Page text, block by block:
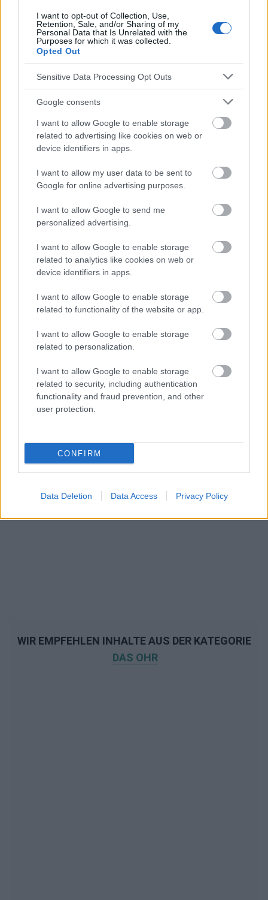
I want to opt-out of Collection, Use,
Retention, Sale, and/or Sharing of my
Personal Data that Is Unrelated with the
Purposes for which it was collected.
Opted Out
Sensitive Data Processing Opt Outs
Google consents
I want to allow Google to enable storage
related to advertising like cookies on web or
device identifiers in apps.
I want to allow my user data to be sent to
Google for online advertising purposes.
I want to allow Google to send me
personalized advertising.
I want to allow Google to enable storage
related to analytics like cookies on web or
device identifiers in apps.
I want to allow Google to enable storage
related to functionality of the website or app.
I want to allow Google to enable storage
related to personalization.
I want to allow Google to enable storage
related to security, including authentication
functionality and fraud prevention, and other
user protection.
CONFIRM
Data Deletion Data Access Privacy Policy
Nichtvorhandensein gesundheitlicher Kontraindikationen für
das Führen von Fahrzeugen festzustellen. Quelle online
verfügbar:
http://www2.mz.gov.pl/wwwfiles/ma_struktura/docs/
Die Inhalte und Materialien auf dieser Website dienen nur zu
Redaktion der Website sind nicht für die Ergebnisse ihrer
Anwendung verantwortlich. Bevor Sie Ratschläge oder Tipps auf
der Website verwenden, ist es unbedingt erforderlich, einen Arzt
WIR EMPFEHLEN INHALTE AUS DER KATEGORIE
DAS OHR